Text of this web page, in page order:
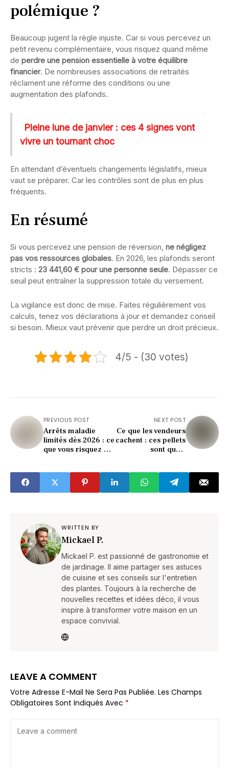
polémique ?
Beaucoup jugent la règle injuste. Car si vous percevez un
petit revenu complémentaire, vous risquez quand même
de perdre une pension essentielle à votre équilibre
financier. De nombreuses associations de retraités
réclament une réforme des conditions ou une
augmentation des plafonds.
Pleine lune de janvier : ces 4 signes vont
vivre un tournant choc
En attendant d’éventuels changements législatifs, mieux
vaut se préparer. Car les contrôles sont de plus en plus
fréquents.
En résumé
Si vous percevez une pension de réversion, ne négligez
pas vos ressources globales. En 2026, les plafonds seront
stricts : 23 441,60 € pour une personne seule. Dépasser ce
seuil peut entraîner la suppression totale du versement.
La vigilance est donc de mise. Faites régulièrement vos
calculs, tenez vos déclarations à jour et demandez conseil
si besoin. Mieux vaut prévenir que perdre un droit précieux.
4/5 - (30 votes)
PREVIOUS POST
Arrêts maladie
limités dès 2026 : ce
que vous risquez de
NEXT POST
Ce que les vendeurs
cachent : ces pellets
sont quasi
WRITTEN BY
Mickael P.
Mickael P. est passionné de gastronomie et
de jardinage. Il aime partager ses astuces
de cuisine et ses conseils sur l'entretien
des plantes. Toujours à la recherche de
nouvelles recettes et idées déco, il vous
inspire à transformer votre maison en un
espace convivial.
LEAVE A COMMENT
Votre Adresse E-Mail Ne Sera Pas Publiée. Les Champs
Obligatoires Sont Indiqués Avec *